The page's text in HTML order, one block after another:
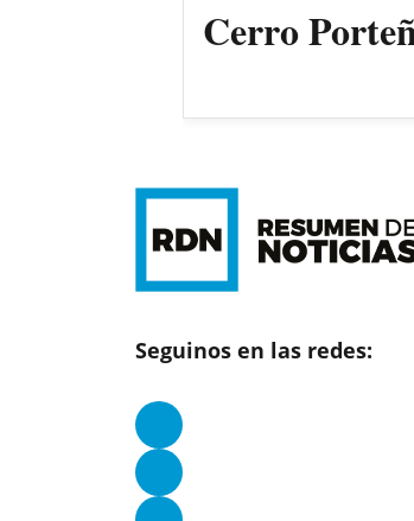
Cerro
Seguinos en las redes: